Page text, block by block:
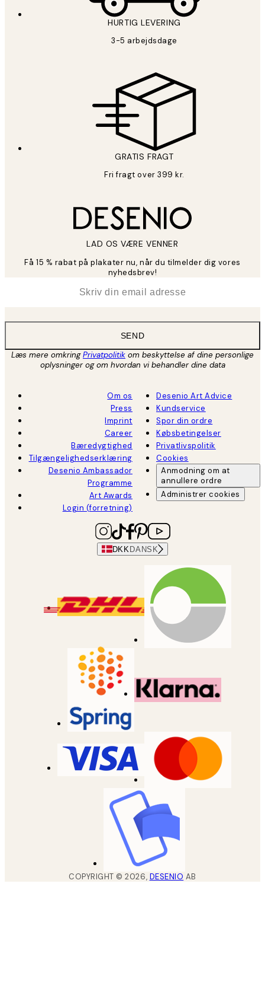
HURTIG LEVERING
3-5 arbejdsdage
GRATIS FRAGT
Fri fragt over 399 kr.
LAD OS VÆRE VENNER
Få 15 % rabat på plakater nu, når du tilmelder dig vores
nyhedsbrev!
SEND
Læs mere omkringPrivatpolitik om beskyttelse af dine personlige
oplysninger og om hvordan vi behandler dine data
Om os
Press
Imprint
Career
Bæredygtighed
Tilgængelighedserklæring
Desenio Ambassador
Programme
Art Awards
Login (forretning)
Desenio Art Advice
Kundservice
Spor din ordre
Købsbetingelser
Privatlivspolitik
Cookies
Anmodning om at
annullere ordre
Administrer cookies
DKK DANSK
COPYRIGHT ©2026, DESENIO AB